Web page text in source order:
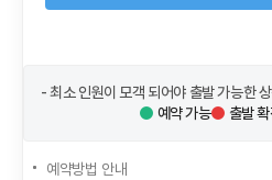
- 최소 인원이 모객 되어야 출발 가능한
예약 가능
출발
예약방법 안내